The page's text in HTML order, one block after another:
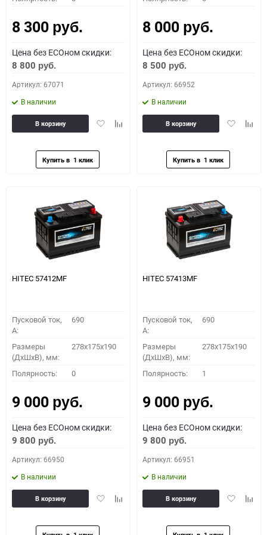
8 300 руб.
Цена без ECOном скидки:
8 800 руб.
Артикул: 67071
В наличии
ДобавитьДобавить
В корзину
8 000 руб.
Цена без ECOном скидки:
8 500 руб.
Артикул: 66952
В наличии
Добавить
В корзину
HITEC 57412MF
Пусковой ток,
A:
690
Размеры
(ДхШхВ), мм:
278x175x190
Полярность: 0
9 000 руб.
Цена без ECOном скидки:
9 800 руб.
Артикул: 66950
В наличии
ДобавитьДобавить
В корзину
HITEC 57413MF
Пусковой ток,
A:
690
Размеры
(ДхШхВ), мм:
278x175x190
Полярность: 1
9 000 руб.
Цена без ECOном скидки:
9 800 руб.
Артикул: 66951
В наличии
Добавить
В корзину